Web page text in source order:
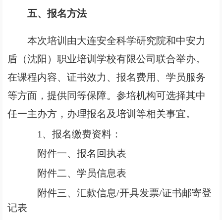
五、报名方法
本次培训由大连安全科学研究院和中安力
盾（沈阳）职业培训学校有限公司联合举办。
在课程内容、证书效力、报名费用、学员服务
等方面，提供同等保障。参培机构可选择其中
任一主办方，办理报名及培训等相关事宜。
1 、报名缴费资料：
附件一、 报名回执表
附件二、 学员信息表
附件三、汇款信息/开具发票/证书邮寄登
记表